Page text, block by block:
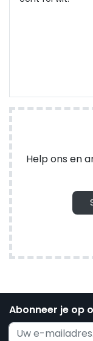
Help ons en
Abonneer je op